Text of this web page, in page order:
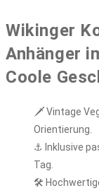
Wikinger
Anhänger
Coole
🗡️ Vintage
Orientierung.
⚓ Inklusive
Tag.
🛠️